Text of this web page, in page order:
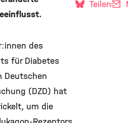
des
für Diabetes
Deutschen
(DZD) hat
um die
Teilen